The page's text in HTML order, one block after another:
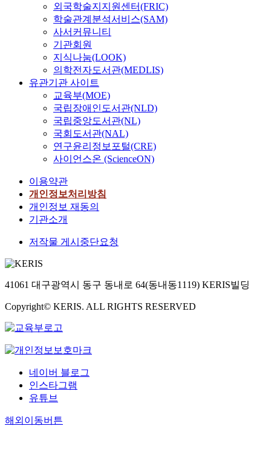
외국학술지지원센터(FRIC)
학술관계분석서비스(SAM)
사서커뮤니티
기관회원
지식나눔(LOOK)
의학전자도서관(MEDLIS)
유관기관 사이트
교육부(MOE)
국립장애인도서관(NLD)
국립중앙도서관(NL)
국회도서관(NAL)
연구윤리정보포털(CRE)
사이언스온 (ScienceON)
이용약관
개인정보처리방침
개인정보 재동의
기관소개
저작물 게시중단요청
41061 대구광역시 동구 동내로 64(동내동1119) KERIS빌딩
Copyright© KERIS. ALL RIGHTS RESERVED
네이버 블로그
인스타그램
유튜브
해외이동버튼